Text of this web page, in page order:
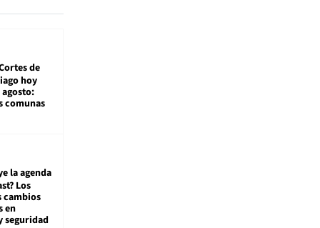
de
hoy
agosto:
comunas
la agenda
Los
cambios
en
seguridad